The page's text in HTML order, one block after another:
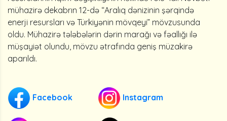
mühazirə dekabrın 12-də “Aralıq dənizinin şərqində
enerji resursları və Türkiyənin mövqeyi” mövzusunda
oldu. Mühazirə tələbələrin dərin marağı və fəallığı ilə
müşayiət olundu, mövzu ətrafında geniş müzakirə
aparıldı.
Facebook Instagram